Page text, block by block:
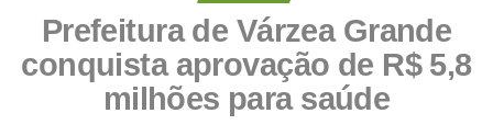
Prefeitura de Várzea Grande
conquista aprovação de R$ 5,8
milhões para saúde